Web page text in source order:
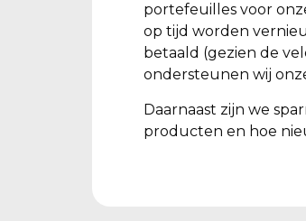
portefeuilles voor
op tijd worden
betaald (gezien de
ondersteunen wij
Daarnaast zijn we
producten en hoe